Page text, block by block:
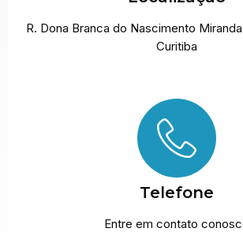
R. Dona Branca do Nascimento Miranda,
Curitiba
Telefone
Entre em contato